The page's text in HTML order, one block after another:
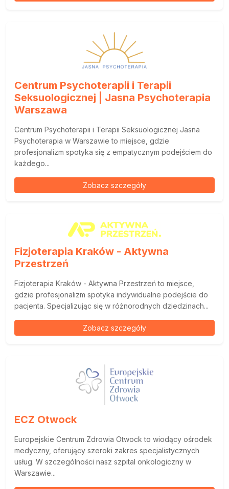
Centrum Psychoterapii i Terapii
Seksuologicznej | Jasna Psychoterapia
Warszawa
Centrum Psychoterapii i Terapii Seksuologicznej Jasna
Psychoterapia w Warszawie to miejsce, gdzie
profesjonalizm spotyka się z empatycznym podejściem do
każdego...
Zobacz szczegóły
Fizjoterapia Kraków - Aktywna
Przestrzeń
Fizjoterapia Kraków - Aktywna Przestrzeń to miejsce,
gdzie profesjonalizm spotyka indywidualne podejście do
pacjenta. Specjalizując się w różnorodnych dziedzinach...
Zobacz szczegóły
ECZ Otwock
Europejskie Centrum Zdrowia Otwock to wiodący ośrodek
medyczny, oferujący szeroki zakres specjalistycznych
usług. W szczególności nasz szpital onkologiczny w
Warszawie...